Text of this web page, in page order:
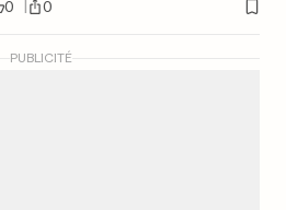
0 0
PUBLICITÉ